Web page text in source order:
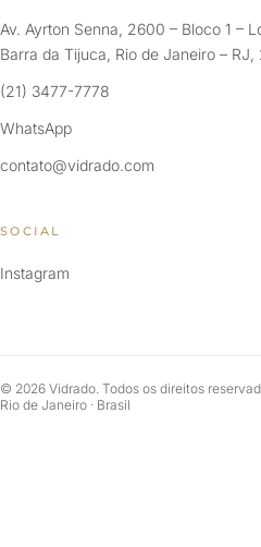
Av. Ayrton Senna, 2600 – Bloco 1 –
Barra da Tijuca, Rio de Janeiro –
(21) 3477-7778
WhatsApp
contato@vidrado.com
SOCIAL
Instagram
© 2026 Vidrado. Todos os direitos
Rio de Janeiro · Brasil